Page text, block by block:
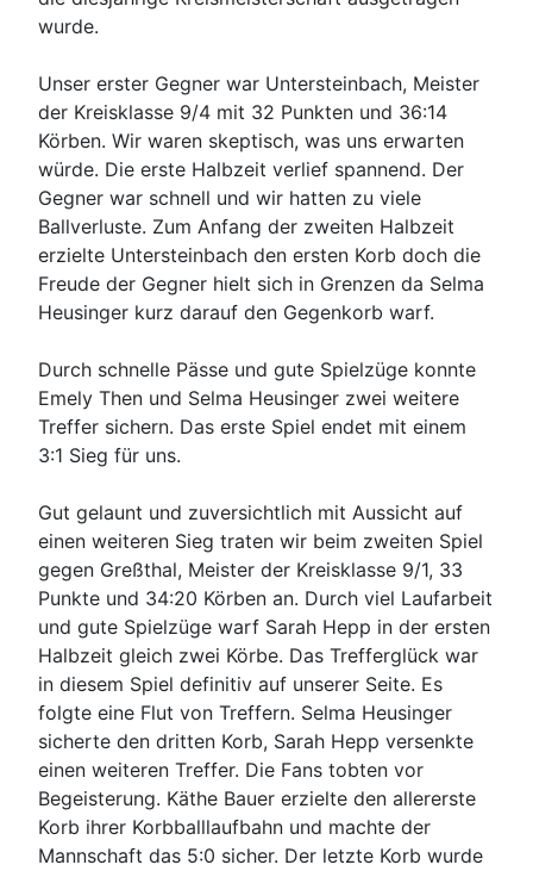
wurde.
Unser erster Gegner war Untersteinbach, Meister
der Kreisklasse 9/4 mit 32 Punkten und 36:14
Körben. Wir waren skeptisch, was uns erwarten
würde. Die erste Halbzeit verlief spannend. Der
Gegner war schnell und wir hatten zu viele
Ballverluste. Zum Anfang der zweiten Halbzeit
erzielte Untersteinbach den ersten Korb doch die
Freude der Gegner hielt sich in Grenzen da Selma
Heusinger kurz darauf den Gegenkorb warf.
Durch schnelle Pässe und gute Spielzüge konnte
Emely Then und Selma Heusinger zwei weitere
Treffer sichern. Das erste Spiel endet mit einem
3:1 Sieg für uns.
Gut gelaunt und zuversichtlich mit Aussicht auf
einen weiteren Sieg traten wir beim zweiten Spiel
gegen Greßthal, Meister der Kreisklasse 9/1, 33
Punkte und 34:20 Körben an. Durch viel Laufarbeit
und gute Spielzüge warf Sarah Hepp in der ersten
Halbzeit gleich zwei Körbe. Das Trefferglück war
in diesem Spiel definitiv auf unserer Seite. Es
folgte eine Flut von Treffern. Selma Heusinger
sicherte den dritten Korb, Sarah Hepp versenkte
einen weiteren Treffer. Die Fans tobten vor
Begeisterung. Käthe Bauer erzielte den allererste
Korb ihrer Korbballlaufbahn und machte der
Mannschaft das 5:0 sicher. Der letzte Korb wurde